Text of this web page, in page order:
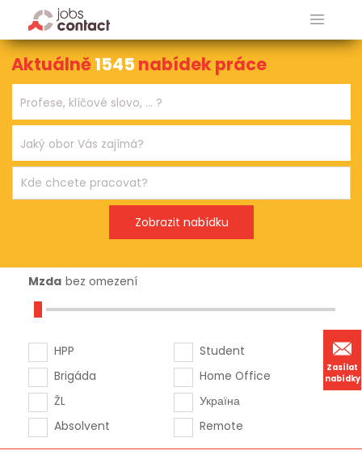
Zasílat
nabídky
Aktuálně1545 nabídek práce
Mzda bez omezení
HPP
Brigáda
ŽL
Absolvent
Student
Home Office
Україна
Remote